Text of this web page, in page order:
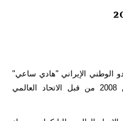
الوطني الإيراني "هادي ساعي"
كأفضل لاعب تايكوندو في أولمبياد بكين 2008 من قبل الاتحاد العالمي